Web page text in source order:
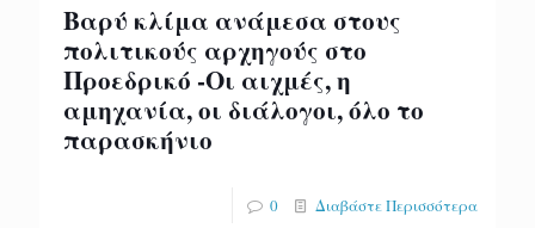
Βαρύ κλίμα ανάμεσα στους
πολιτικούς αρχηγούς στο
Προεδρικό -Οι αιχμές, η
αμηχανία, οι διάλογοι, όλο το
παρασκήνιο
0 Διαβάστε Περισσότερα